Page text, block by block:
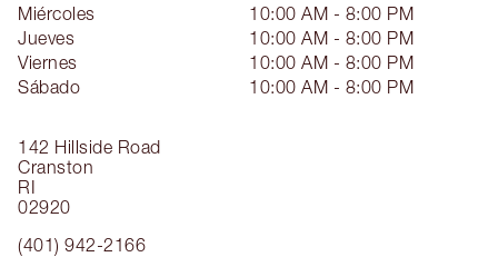
142 Hillside Road
Cranston
RI
02920
(401) 942-2166
Miércoles
10:00 AM - 8:00 PM
Jueves
10:00 AM - 8:00 PM
Viernes
10:00 AM - 8:00 PM
Sábado
10:00 AM - 8:00 PM